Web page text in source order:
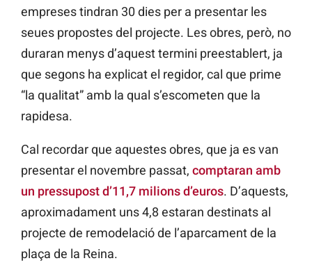
empreses tindran 30 dies per a presentar les
seues propostes del projecte. Les obres, però, no
duraran menys d’aquest termini preestablert, ja
que segons ha explicat el regidor, cal que prime
“la qualitat” amb la qual s’escometen que la
rapidesa.
Cal recordar que aquestes obres, que ja es van
presentar el novembre passat, comptaran amb
un pressupost d’11,7 milions d’euros. D’aquests,
aproximadament uns 4,8 estaran destinats al
projecte de remodelació de l’aparcament de la
plaça de la Reina.